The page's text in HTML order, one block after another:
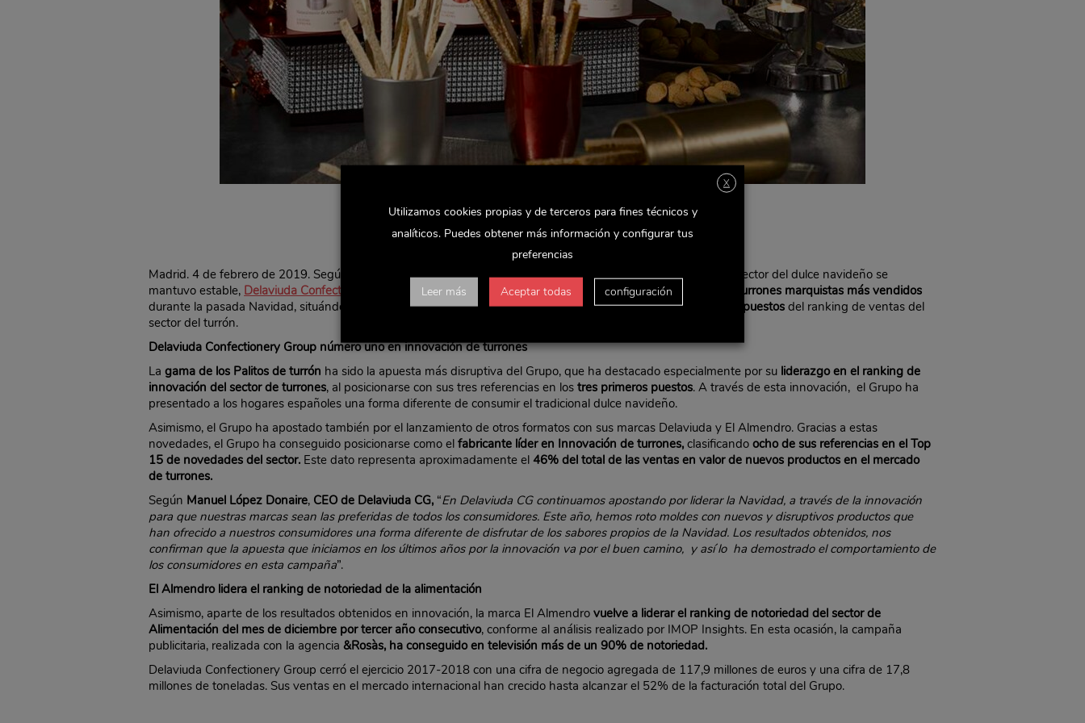
Madrid. 4 de febrero de 2019. Según datos del informe emitido por la consultora IRI, en un contexto donde el sector del dulce navideño se
mantuvo estable, Delaviuda Confectionery Group ha logrado posicionarcinco de sus referencias entre los diez turrones marquistas más vendidos
durante la pasada Navidad, situándose el turrón duro y el turrón blando de El Almendro entrelos tres primeros puestos del ranking de ventas del
sector del turrón.
Delaviuda Confectionery Group número uno en innovación de turrones
Lagama de los Palitos de turrón ha sido la apuesta más disruptiva del Grupo, que ha destacado especialmente por su liderazgo en el ranking de
innovación del sector de turrones, al posicionarse con sus tres referencias en lostres primeros puestos. A través de esta innovación, el Grupo ha
presentado a los hogares españoles una forma diferente de consumir el tradicional dulce navideño.
Asimismo, el Grupo ha apostado también por el lanzamiento de otros formatos con sus marcas Delaviuda y El Almendro. Gracias a estas
novedades, el Grupo ha conseguido posicionarse como elfabricante líder en Innovación de turrones, clasificandoocho de sus referencias en el Top
15 de novedades del sector. Este dato representa aproximadamente el46% del total de las ventas en valor de nuevos productos en el mercado
de turrones.
Según Manuel López Donaire, CEO de Delaviuda CG, “En Delaviuda CG continuamos apostando por liderar la Navidad, a través de la innovación
para que nuestras marcas sean las preferidas de todos los consumidores. Este año, hemos roto moldes con nuevos y disruptivos productos que
han ofrecido a nuestros consumidores una forma diferente de disfrutar de los sabores propios de la Navidad. Los resultados obtenidos, nos
confirman que la apuesta que iniciamos en los últimos años por la innovación va por el buen camino, y así lo ha demostrado el comportamiento de
los consumidores en esta campaña”.
El Almendro lidera el ranking de notoriedad de la alimentación
Asimismo, aparte de los resultados obtenidos en innovación, la marca El Almendrovuelve a liderar el ranking de notoriedad del sector de
Alimentación del mes de diciembre por tercer año consecutivo, conforme al análisis realizado por IMOP Insights. En esta ocasión, la campaña
publicitaria, realizada con la agencia &Rosàs, ha conseguido en televisión más de un 90% de notoriedad.
Delaviuda Confectionery Group cerró el ejercicio 2017-2018 con una cifra de negocio agregada de 117,9 millones de euros y una cifra de 17,8
millones de toneladas. Sus ventas en el mercado internacional han crecido hasta alcanzar el 52% de la facturación total del Grupo.
X
Utilizamos cookies propias y de terceros para fines técnicos y
analíticos. Puedes obtener más información y configurar tus
preferencias
Leer más Aceptar todas configuración